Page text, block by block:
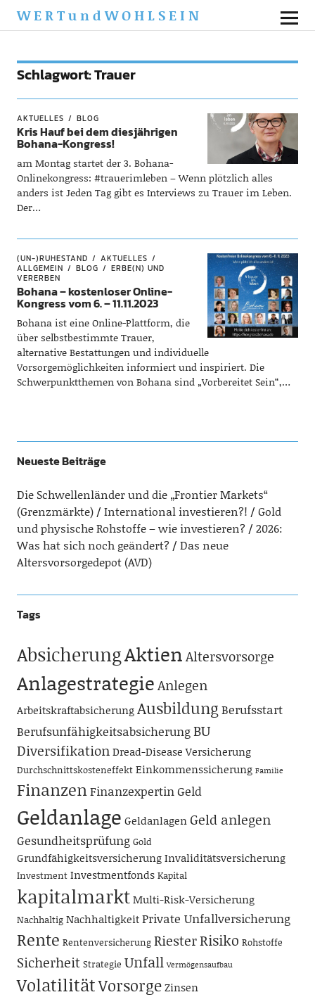
WERTundWOHLSEIN
Schlagwort:Trauer
AKTUELLES BLOG
Kris Hauf bei dem diesjährigen
Bohana-Kongress!
am Montag startet der 3. Bohana-
Onlinekongress: #trauerimleben – Wenn plötzlich alles
anders ist Jeden Tag gibt es Interviews zu Trauer im Leben.
Der…
(UN-)RUHESTAND
AKTUELLES
ALLGEMEIN
BLOG
ERBE(N) UND
VERERBEN
Bohana – kostenloser Online-
Kongress vom 6. – 11.11.2023
Bohana ist eine Online-Plattform, die
über selbstbestimmte Trauer,
alternative Bestattungen und individuelle
Vorsorgemöglichkeiten informiert und inspiriert. Die
Schwerpunktthemen von Bohana sind „Vorbereitet Sein“,…
Neueste Beiträge
Die Schwellenländer und die „Frontier Markets“
(Grenzmärkte)
International investieren?!
Gold
und physische Rohstoffe – wie investieren?
2026:
Was hat sich noch geändert?
Das neue
Altersvorsorgedepot (AVD)
Tags
AbsicherungAktienAltersvorsorge
AnlagestrategieAnlegen
ArbeitskraftabsicherungAusbildung Berufsstart
BerufsunfähigkeitsabsicherungBU
DiversifikationDread-Disease Versicherung
Durchschnittskosteneffekt Einkommenssicherung Familie
FinanzenFinanzexpertinGeld
Geldanlage Geldanlagen Geld anlegen
Gesundheitsprüfung Gold
GrundfähigkeitsversicherungInvaliditätsversicherung
Investment Investmentfonds Kapital
kapitalmarktMulti-Risk-Versicherung
Nachhaltig NachhaltigkeitPrivate Unfallversicherung
Rente Rentenversicherung RiesterRisiko Rohstoffe
Sicherheit Strategie Unfall Vermögensaufbau
VolatilitätVorsorgeZinsen